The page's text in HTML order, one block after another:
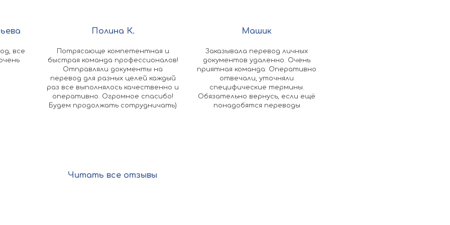
все
Полина К.
Потрясающе компетентная и
быстрая команда профессионалов!
Отправляли документы на
перевод для разных целей каждый
раз все выполнялось качественно и
оперативно. Огромное спасибо!
Будем продолжать сотрудничать)
Машик
Заказывала перевод личных
документов удаленно. Очень
приятная команда. Оперативно
отвечали, уточняли
специфические термины.
Обязательно вернусь, если ещё
понадобятся переводы
Читать все отзывы